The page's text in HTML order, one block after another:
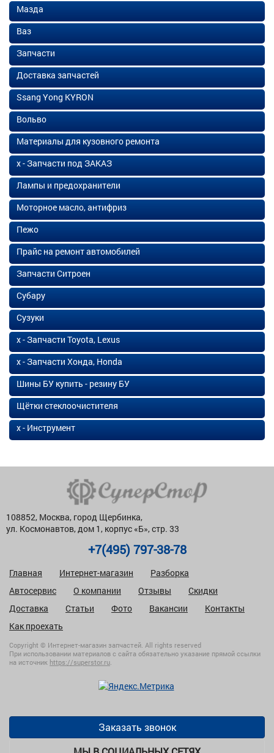
Мазда
Ваз
Запчасти
Доставка запчастей
Ssang Yong KYRON
Вольво
Материалы для кузовного ремонта
х - Запчасти под ЗАКАЗ
Лампы и предохранители
Моторное масло, антифриз
Пежо
Прайс на ремонт автомобилей
Запчасти Ситроен
Субару
Сузуки
х - Запчасти Toyota, Lexus
х - Запчасти Хонда, Honda
Шины БУ купить - резину БУ
Щётки стеклоочистителя
х - Инструмент
108852, Москва, город Щербинка,
ул. Космонавтов, дом 1, корпус «Б», стр. 33
+7(495) 797-38-78
Главная Интернет-магазин
Разборка
Автосервис
О компании Отзывы
Скидки
Доставка
Статьи Фото Вакансии
Контакты
Как проехать
Copyright © Интернет-магазин запчастей. All rights reserved
При использовании материалов с сайта обязательно указание прямой ссылки
на источник https://superstor.ru.
Заказать звонок